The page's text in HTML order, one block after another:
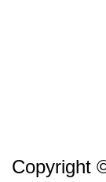
Copyright